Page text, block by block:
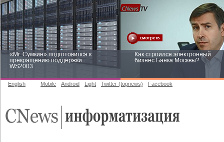
«Mr. Сумкин» подготовился к
прекращению поддержки
WS2003
Как строился электронный
бизнес Банка Москвы?
English Mobile Android Light Twitter (topnews) Facebook